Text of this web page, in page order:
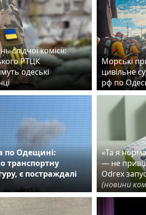
слідчої комісії:
РТЦК
одеські
Морські
цивільне
рф по
по Одещині:
транспортну
є постраждалі
«Та я
— не
Odrex
(новини